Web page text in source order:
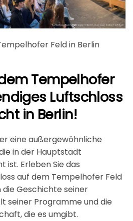
Feld in Berlin
Tempelhofer
Luftschloss
in Berlin!
eine außergewöhnliche
in der Hauptstadt
ist. Erleben Sie das
auf dem Tempelhofer Feld
die Geschichte seiner
seiner Programme und die
die es umgibt.